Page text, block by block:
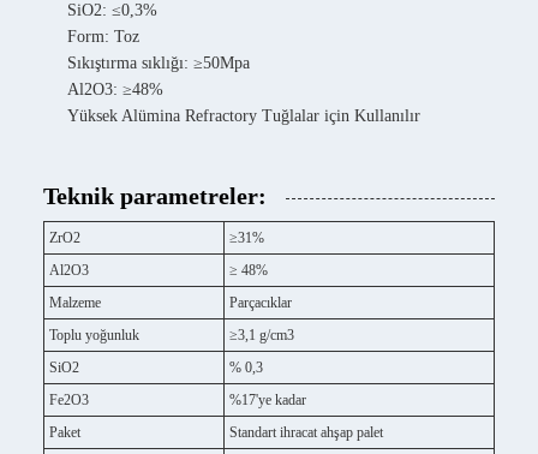
SiO2: ≤0,3%
Form: Toz
Sıkıştırma sıklığı: ≥50Mpa
Al2O3: ≥48%
Yüksek Alümina Refractory Tuğlalar için Kullanılır
Teknik parametreler:
ZrO2
≥31%
Al2O3
≥ 48%
Malzeme
Parçacıklar
Toplu yoğunluk
≥3,1 g/cm3
SiO2
% 0,3
Fe2O3
%17'ye kadar
Paket
Standart ihracat ahşap palet